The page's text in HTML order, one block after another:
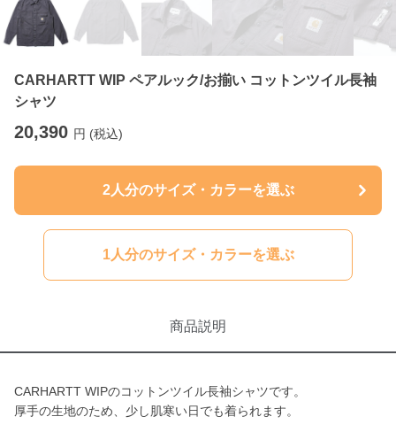
CARHARTT WIP ペアルック/お揃い コットンツイル長袖
シャツ
20,390 円 (税込)
2人分のサイズ・カラーを選ぶ
1人分のサイズ・カラーを選ぶ
商品説明
CARHARTT WIPのコットンツイル長袖シャツです。
厚手の生地のため、少し肌寒い日でも着られます。